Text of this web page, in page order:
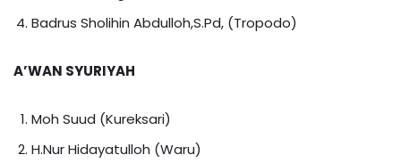
Badrus Sholihin Abdulloh,S.Pd, (Tropodo)
A’WAN SYURIYAH
Moh Suud (Kureksari)
H.Nur Hidayatulloh (Waru)